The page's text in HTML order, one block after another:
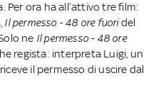
ora ha all’attivo tre film:
Il permesso - 48 ore fuoridel
ne Il permesso - 48 ore
regista: interpreta Luigi, un
il permesso di uscire dal